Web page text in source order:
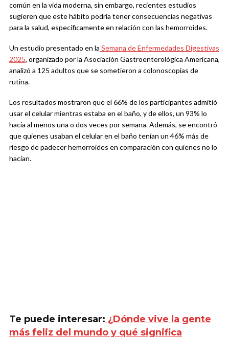
común en la vida moderna, sin embargo, recientes estudios
sugieren que este hábito podría tener consecuencias negativas
para la salud, específicamente en relación con las hemorroides.
Un estudio presentado en la Semana de Enfermedades Digestivas
2025, organizado por la Asociación Gastroenterológica Americana,
analizó a 125 adultos que se sometieron a colonoscopias de
rutina.
Los resultados mostraron que el 66% de los participantes admitió
usar el celular mientras estaba en el baño, y de ellos, un 93% lo
hacía al menos una o dos veces por semana. Además, se encontró
que quienes usaban el celular en el baño tenían un 46% más de
riesgo de padecer hemorroides en comparación con quienes no lo
hacían.
Te puede interesar: ¿Dónde vive la gente
más feliz del mundo y qué significa